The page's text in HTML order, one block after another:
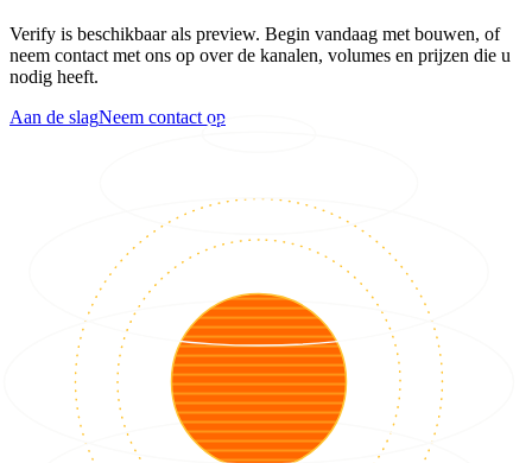
Verify is beschikbaar als preview. Begin vandaag met bouwen, of
neem contact met ons op over de kanalen, volumes en prijzen die u
nodig heeft.
Aan de slagNeem contact op